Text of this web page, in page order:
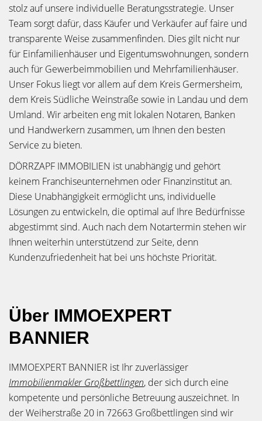
stolz auf unsere individuelle Beratungsstrategie. Unser
Team sorgt dafür, dass Käufer und Verkäufer auf faire und
transparente Weise zusammenfinden. Dies gilt nicht nur
für Einfamilienhäuser und Eigentumswohnungen, sondern
auch für Gewerbeimmobilien und Mehrfamilienhäuser.
Unser Fokus liegt vor allem auf dem Kreis Germersheim,
dem Kreis Südliche Weinstraße sowie in Landau und dem
Umland. Wir arbeiten eng mit lokalen Notaren, Banken
und Handwerkern zusammen, um Ihnen den besten
Service zu bieten.
DÖRRZAPF IMMOBILIEN ist unabhängig und gehört
keinem Franchiseunternehmen oder Finanzinstitut an.
Diese Unabhängigkeit ermöglicht uns, individuelle
Lösungen zu entwickeln, die optimal auf Ihre Bedürfnisse
abgestimmt sind. Auch nach dem Notartermin stehen wir
Ihnen weiterhin unterstützend zur Seite, denn
Kundenzufriedenheit hat bei uns höchste Priorität.
Über IMMOEXPERT
BANNIER
IMMOEXPERT BANNIER ist Ihr zuverlässiger
Immobilienmakler Großbettlingen, der sich durch eine
kompetente und persönliche Betreuung auszeichnet. In
der Weiherstraße 20 in 72663 Großbettlingen sind wir